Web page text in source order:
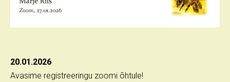
20.01.2026
Avasime registreeringu zoomi õhtule!